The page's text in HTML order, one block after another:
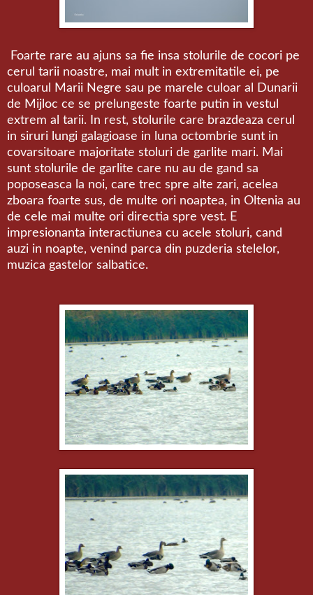
Foarte rare au ajuns sa fie insa stolurile de cocori pe
cerul tarii noastre, mai mult in extremitatile ei, pe
culoarul Marii Negre sau pe marele culoar al Dunarii
de Mijloc ce se prelungeste foarte putin in vestul
extrem al tarii. In rest, stolurile care brazdeaza cerul
in siruri lungi galagioase in luna octombrie sunt in
covarsitoare majoritate stoluri de garlite mari. Mai
sunt stolurile de garlite care nu au de gand sa
poposeasca la noi, care trec spre alte zari, acelea
zboara foarte sus, de multe ori noaptea, in Oltenia au
de cele mai multe ori directia spre vest. E
impresionanta interactiunea cu acele stoluri, cand
auzi in noapte, venind parca din puzderia stelelor,
muzica gastelor salbatice.